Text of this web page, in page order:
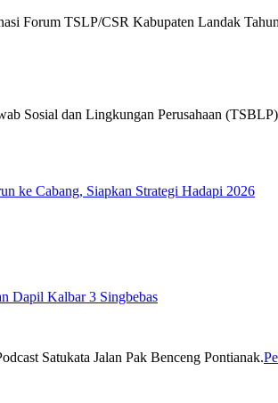
ke Cabang, Siapkan Strategi Hadapi 2026
Dapil Kalbar 3 Singbebas